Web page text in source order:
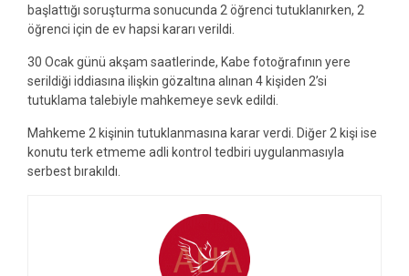
başlattığı soruşturma sonucunda 2 öğrenci tutuklanırken, 2
öğrenci için de ev hapsi kararı verildi.
30 Ocak günü akşam saatlerinde, Kabe fotoğrafının yere
serildiği iddiasına ilişkin gözaltına alınan 4 kişiden 2’si
tutuklama talebiyle mahkemeye sevk edildi.
Mahkeme 2 kişinin tutuklanmasına karar verdi. Diğer 2 kişi ise
konutu terk etmeme adli kontrol tedbiri uygulanmasıyla
serbest bırakıldı.